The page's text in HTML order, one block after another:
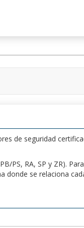
de seguridad
PS, RA, SP y ZR).
se relaciona